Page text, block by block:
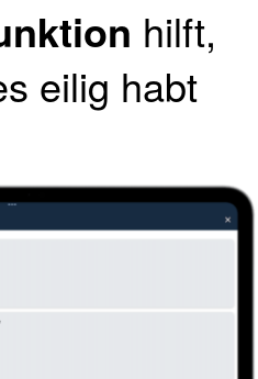
hilft,
eilig habt